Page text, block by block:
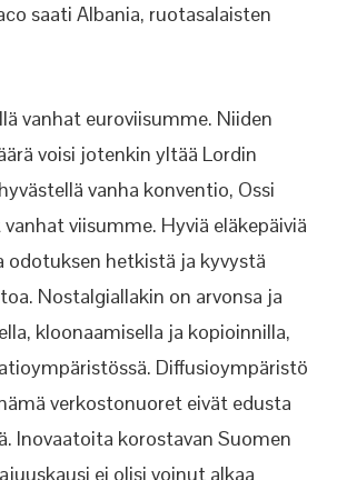
saati Albania, ruotasalaisten
vanhat euroviisumme. Niiden
voisi jotenkin yltää Lordin
vanha konventio, Ossi
viisumme. Hyviä eläkepäiviä
odotuksen hetkistä ja kyvystä
Nostalgiallakin on arvonsa ja
kloonaamisella ja kopioinnilla,
Diffusioympäristö
verkostonuoret eivät edusta
Inovaatoita korostavan Suomen
ei olisi voinut alkaa